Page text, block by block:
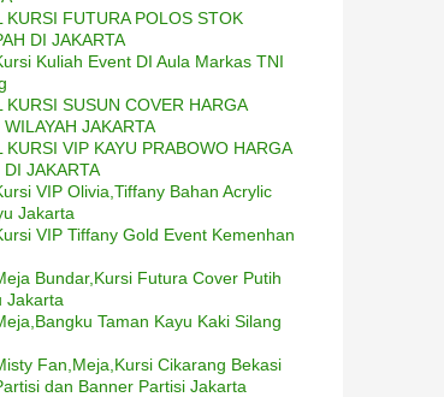
KURSI FUTURA POLOS STOK
DI JAKARTA
Kuliah Event DI Aula Markas TNI
KURSI SUSUN COVER HARGA
JAKARTA
KURSI VIP KAYU PRABOWO HARGA
DI JAKARTA
VIP Olivia,Tiffany Bahan Acrylic
Jakarta
VIP Tiffany Gold Event Kemenhan
Bundar,Kursi Futura Cover Putih
Jakarta
Taman Kayu Kaki Silang
Fan,Meja,Kursi Cikarang Bekasi
dan Banner Partisi Jakarta